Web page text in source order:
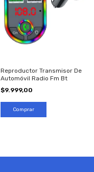
Reproductor Transmisor De
Automóvil Radio Fm Bt
$9.999,00